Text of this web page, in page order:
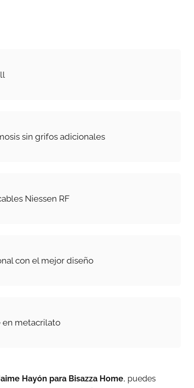
sin grifos adicionales
Niessen RF
con el mejor diseño
en metacrilato
Hayón para Bisazza Home, puedes